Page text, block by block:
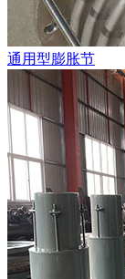
通用型膨胀节